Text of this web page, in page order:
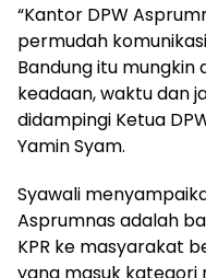
“Kantor DPW
permudah
Bandung itu
keadaan, waktu dan
didampingi Ketua
Yamin Syam.
Syawali
Asprumnas adalah
KPR ke masyarakat
yang masuk kategori